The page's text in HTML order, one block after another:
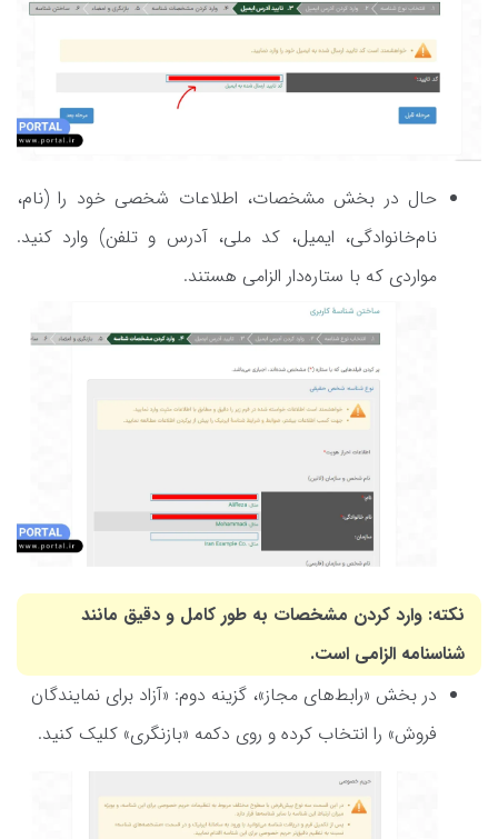
حال در بخش مشخصات، اطلاعات شخصی خود را (نام،
نام‌خانوادگی، ایمیل، کد ملی، آدرس و تلفن) وارد کنید.
مواردی که با ستاره‌دار الزامی هستند.
نکته: وارد کردن مشخصات به طور کامل و دقیق مانند
شناسنامه الزامی است.
در بخش «رابط‌های مجاز»، گزینه دوم: «آزاد برای نمایندگان
فروش» را انتخاب کرده و روی دکمه «بازنگری» کلیک کنید.